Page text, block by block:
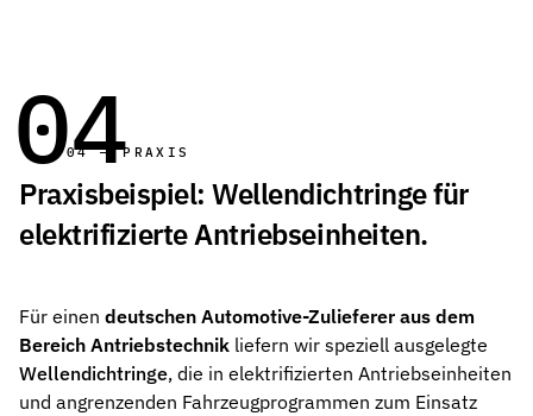
04
04 — PRAXIS
Praxisbeispiel: Wellendichtringe für
elektrifizierte Antriebseinheiten.
Für einen deutschen Automotive-Zulieferer aus dem
Bereich Antriebstechnik liefern wir speziell ausgelegte
Wellendichtringe, die in elektrifizierten Antriebseinheiten
und angrenzenden Fahrzeugprogrammen zum Einsatz